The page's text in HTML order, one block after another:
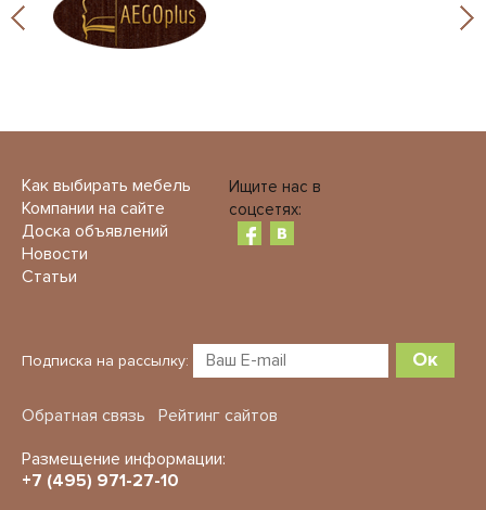
Как выбирать мебель
Компании на сайте
Доска объявлений
Новости
Статьи
Ищите нас в
соцсетях:
Подписка на рассылку: Ок
Обратная связь
Рейтинг сайтов
Размещение информации:
+7 (495) 971-27-10